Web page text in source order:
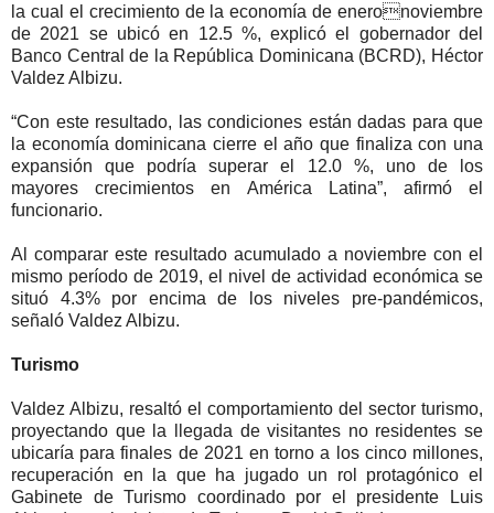
la cual el crecimiento de la economía de eneronoviembre
de 2021 se ubicó en 12.5 %, explicó el gobernador del
Banco Central de la República Dominicana (BCRD), Héctor
Valdez Albizu.
“Con este resultado, las condiciones están dadas para que
la economía dominicana cierre el año que finaliza con una
expansión que podría superar el 12.0 %, uno de los
mayores crecimientos en América Latina”, afirmó el
funcionario.
Al comparar este resultado acumulado a noviembre con el
mismo período de 2019, el nivel de actividad económica se
situó 4.3% por encima de los niveles pre-pandémicos,
señaló Valdez Albizu.
Turismo
Valdez Albizu, resaltó el comportamiento del sector turismo,
proyectando que la llegada de visitantes no residentes se
ubicaría para finales de 2021 en torno a los cinco millones,
recuperación en la que ha jugado un rol protagónico el
Gabinete de Turismo coordinado por el presidente Luis